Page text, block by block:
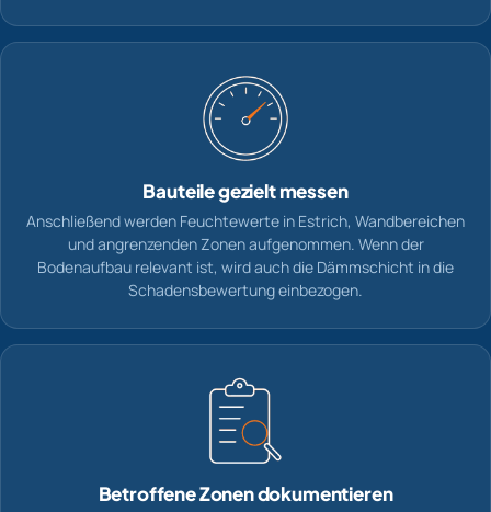
Bauteile gezielt messen
Anschließend werden Feuchtewerte in Estrich, Wandbereichen
und angrenzenden Zonen aufgenommen. Wenn der
Bodenaufbau relevant ist, wird auch die Dämmschicht in die
Schadensbewertung einbezogen.
Betroffene Zonen dokumentieren